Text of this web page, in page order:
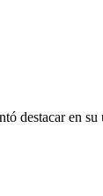
destacar en